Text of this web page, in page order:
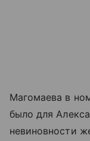
Магомаева в
было для
невиновности